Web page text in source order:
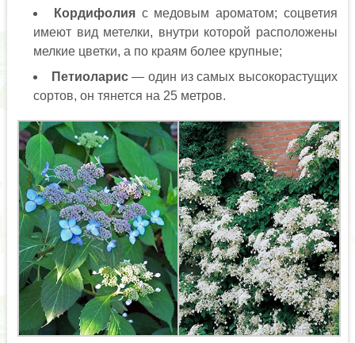
Кордифолияс медовым ароматом; соцветия
имеют вид метелки, внутри которой расположены
мелкие цветки, а по краям более крупные;
Петиоларис— один из самых высокорастущих
сортов, он тянется на 25 метров.